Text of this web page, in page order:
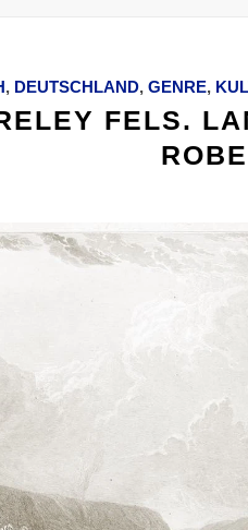
, DEUTSCHLAND, GENRE,
FELS.